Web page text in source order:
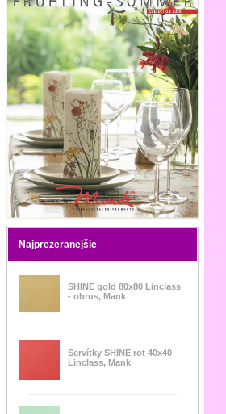
Najprezeranejšie
SHINE gold 80x80 Linclass
- obrus, Mank
Servítky SHINE rot 40x40
Linclass, Mank